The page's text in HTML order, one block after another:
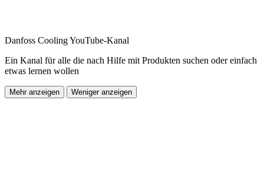
Danfoss Cooling YouTube-Kanal
Ein Kanal für alle die nach Hilfe mit Produkten suchen oder einfach
etwas lernen wollen
Mehr anzeigen Weniger anzeigen